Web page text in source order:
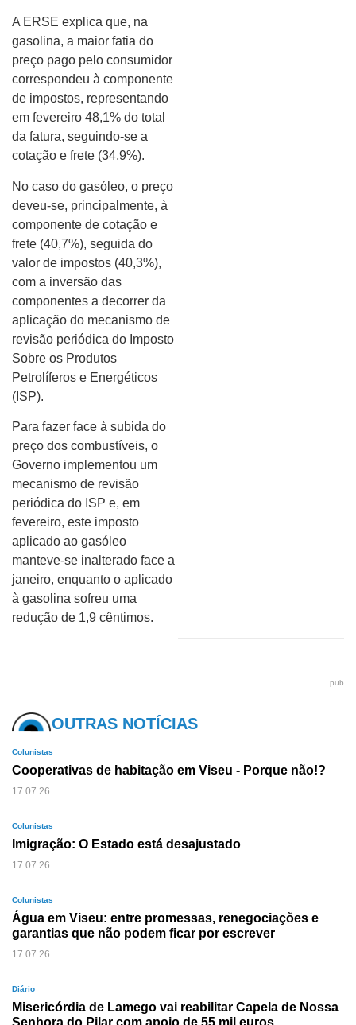
A ERSE explica que, na
gasolina, a maior fatia do
preço pago pelo consumidor
correspondeu à componente
de impostos, representando
em fevereiro 48,1% do total
da fatura, seguindo-se a
cotação e frete (34,9%).
No caso do gasóleo, o preço
deveu-se, principalmente, à
componente de cotação e
frete (40,7%), seguida do
valor de impostos (40,3%),
com a inversão das
componentes a decorrer da
aplicação do mecanismo de
revisão periódica do Imposto
Sobre os Produtos
Petrolíferos e Energéticos
(ISP).
Para fazer face à subida do
preço dos combustíveis, o
Governo implementou um
mecanismo de revisão
periódica do ISP e, em
fevereiro, este imposto
aplicado ao gasóleo
manteve-se inalterado face a
janeiro, enquanto o aplicado
à gasolina sofreu uma
redução de 1,9 cêntimos.
pub
OUTRAS NOTÍCIAS
Colunistas
Cooperativas de habitação em Viseu - Porque não!?
17.07.26
Colunistas
Imigração: O Estado está desajustado
17.07.26
Colunistas
Água em Viseu: entre promessas, renegociações e
garantias que não podem ficar por escrever
17.07.26
Diário
Misericórdia de Lamego vai reabilitar Capela de Nossa
Senhora do Pilar com apoio de 55 mil euros